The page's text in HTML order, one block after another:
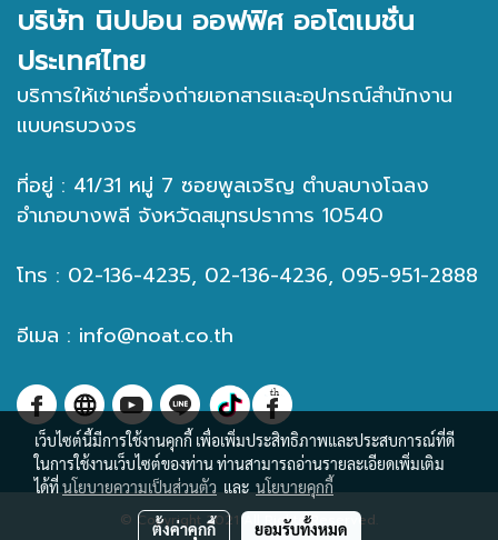
บริษัท นิปปอน ออฟฟิศ ออโตเมชั่น
ประเทศไทย
บริการให้เช่าเครื่องถ่ายเอกสารและอุปกรณ์สำนักงาน
แบบครบวงจร
ที่อยู่ : 41/31 หมู่ 7 ซอยพูลเจริญ ตำบลบางโฉลง
อำเภอบางพลี จังหวัดสมุทรปราการ 10540
โทร : 02-136-4235, 02-136-4236, 095-951-2888
อีเมล : info@noat.co.th
© Copyright 2021 All Rights Reserved.
เว็บไซต์นี้มีการใช้งานคุกกี้ เพื่อเพิ่มประสิทธิภาพและประสบการณ์ที่ดี
ในการใช้งานเว็บไซต์ของท่าน ท่านสามารถอ่านรายละเอียดเพิ่มเติม
ได้ที่นโยบายความเป็นส่วนตัว และ นโยบายคุกกี้
ตั้งค่าคุกกี้ ยอมรับทั้งหมด